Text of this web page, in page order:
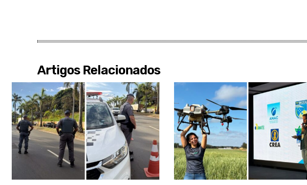
Artigos Relacionados